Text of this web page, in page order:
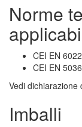
Norme
CEI EN
CEI EN
Vedi dichiarazione
Imballi